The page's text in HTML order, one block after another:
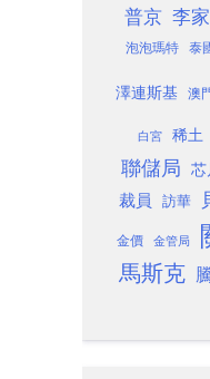
普京 李
泡泡瑪特 泰
澤連斯基 澳
白宮 稀土
聯儲局
裁員 訪華
金價 金管局
馬斯克